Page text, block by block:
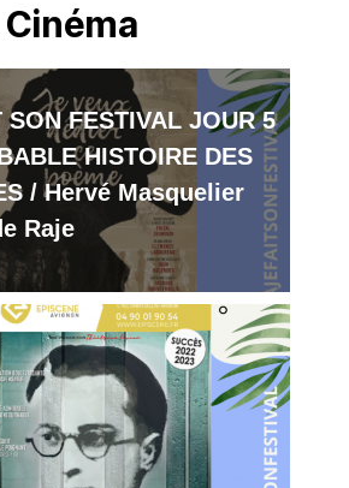
SON FESTIVAL JOUR 5
HISTOIRE DES
/ Hervé Masquelier
Raje